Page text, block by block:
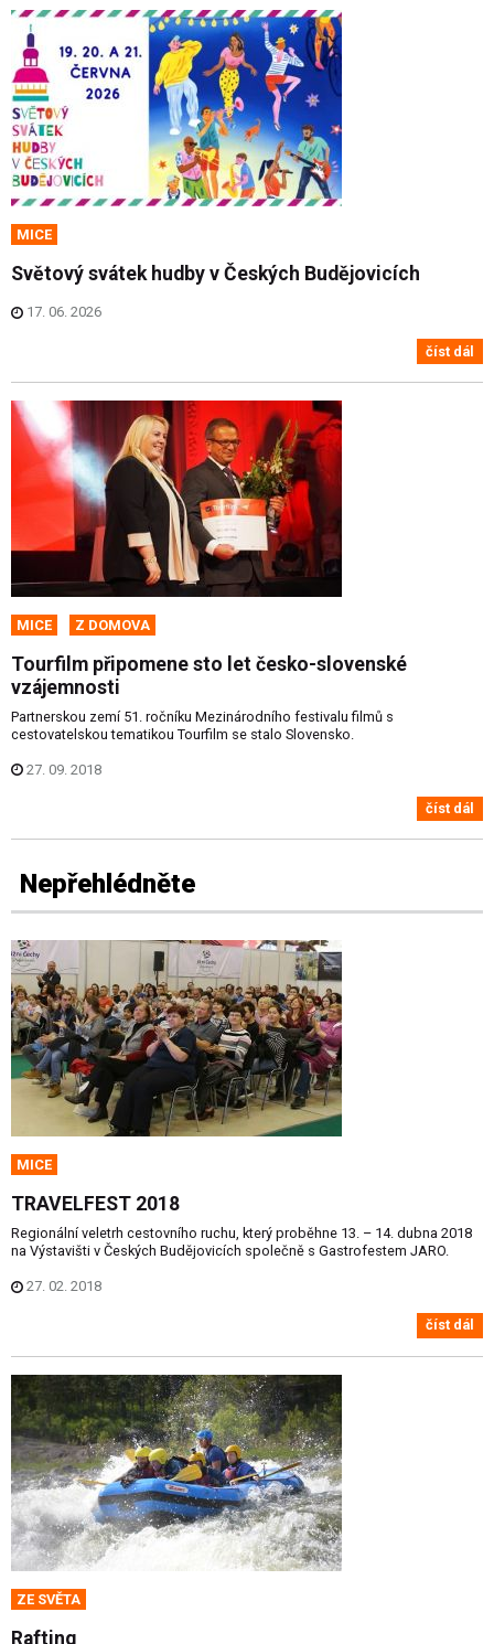
MICE
Světový svátek hudby v Českých Budějovicích
17. 06. 2026
číst dál
MICE Z DOMOVA
Tourfilm připomene sto let česko-slovenské
vzájemnosti
Partnerskou zemí 51. ročníku Mezinárodního festivalu filmů s
cestovatelskou tematikou Tourfilm se stalo Slovensko.
27. 09. 2018
číst dál
Nepřehlédněte
MICE
TRAVELFEST 2018
Regionální veletrh cestovního ruchu, který proběhne 13. – 14. dubna 2018
na Výstavišti v Českých Budějovicích společně s Gastrofestem JARO.
27. 02. 2018
číst dál
ZE SVĚTA
Rafting